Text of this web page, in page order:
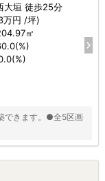
大垣 徒歩25分
万円 /坪)
㎡
できます。●全5区画